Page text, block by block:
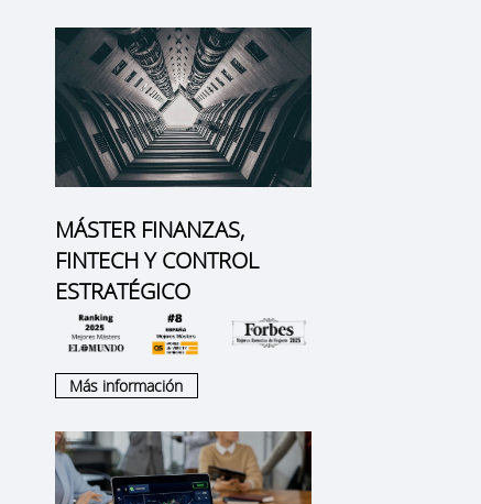
MÁSTER FINANZAS,
FINTECH Y CONTROL
ESTRATÉGICO
Más información